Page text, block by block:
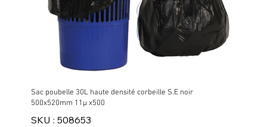
Sac poubelle 30L haute densité corbeille S.E noir
500x520mm 11µ x500
SKU : SKU
508653
508653